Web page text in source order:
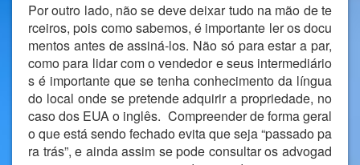
Por outro lado, não se deve deixar tudo na mão de te
rceiros, pois como sabemos, é importante ler os docu
mentos antes de assiná-los. Não só para estar a par,
como para lidar com o vendedor e seus intermediário
s é importante que se tenha conhecimento da língua
do local onde se pretende adquirir a propriedade, no
caso dos EUA o inglês. Compreender de forma geral
o que está sendo fechado evita que seja “passado pa
ra trás”, e ainda assim se pode consultar os advogad